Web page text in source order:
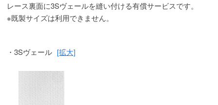
レース裏面に3Sヴェールを縫い付ける有償サービスです。
※既製サイズは利用できません。
・3Sヴェール [拡大]